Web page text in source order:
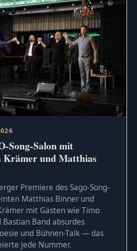
Song-Salon mit
Krämer und Matthias
Premiere des Sago-Song-
Matthias Binner und
mit Gästen wie Timo
Bastian Band absurdes
und Bühnen-Talk — das
jede Nummer.